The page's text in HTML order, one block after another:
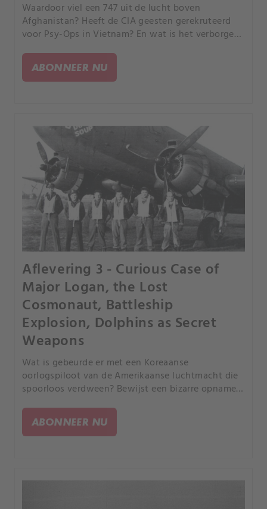
Waardoor viel een 747 uit de lucht boven
Afghanistan? Heeft de CIA geesten gerekruteerd
voor Psy-Ops in Vietnam? En wat is het verborgen
Wereldoorlog?.
ABONNEER NU
Aflevering 3 - Curious Case of
Major Logan, the Lost
Cosmonaut, Battleship
Explosion, Dolphins as Secret
Weapons
Wat is gebeurde er met een Koreaanse
oorlogspiloot van de Amerikaanse luchtmacht die
spoorloos verdween? Bewijst een bizarre opname
vrouwelijke kosmonaut uit de geschiedenis in de
doofpot hebben gestopt?.
ABONNEER NU